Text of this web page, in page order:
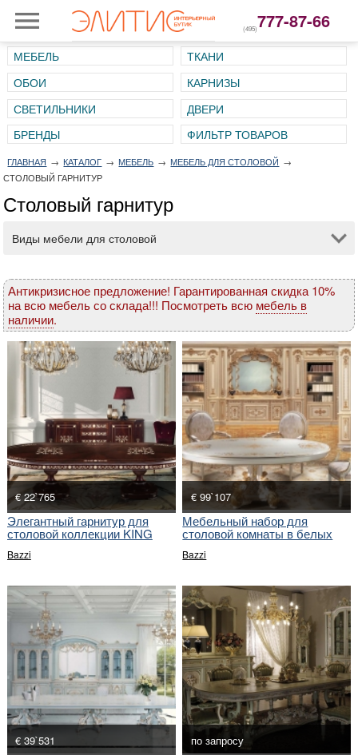
(495)777-87-66
МЕБЕЛЬ
ТКАНИ
ОБОИ
КАРНИЗЫ
СВЕТИЛЬНИКИ
ДВЕРИ
ГЛАВНАЯ → КАТАЛОГ → МЕБЕЛЬ → МЕБЕЛЬ ДЛЯ СТОЛОВОЙ →
СТОЛОВЫЙ ГАРНИТУР
Столовый гарнитур
Виды мебели для столовой
Антикризисное предложение! Гарантированная скидка 10%
на всю мебель со склада!!! Посмотреть всю мебель в
наличии.
€ 22`765
Элегантный гарнитур для
столовой коллекции KING
Bazzi
€ 99`107
Мебельный набор для
столовой комнаты в белых
Bazzi
€ 39`531 по запросу